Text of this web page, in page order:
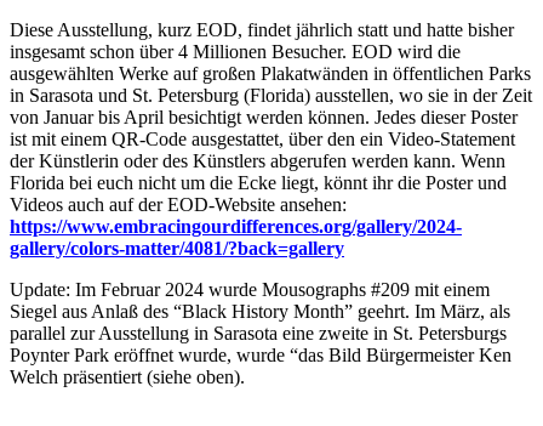
Diese Ausstellung, kurz EOD, findet jährlich statt und hatte bisher
insgesamt schon über 4 Millionen Besucher. EOD wird die
ausgewählten Werke auf großen Plakatwänden in öffentlichen Parks
in Sarasota und St. Petersburg (Florida) ausstellen, wo sie in der Zeit
von Januar bis April besichtigt werden können. Jedes dieser Poster
ist mit einem QR-Code ausgestattet, über den ein Video-Statement
der Künstlerin oder des Künstlers abgerufen werden kann. Wenn
Florida bei euch nicht um die Ecke liegt, könnt ihr die Poster und
Videos auch auf der EOD-Website ansehen:
https://www.embracingourdifferences.org/gallery/2024-
gallery/colors-matter/4081/?back=gallery
Update: Im Februar 2024 wurde Mousographs #209 mit einem
Siegel aus Anlaß des “Black History Month” geehrt. Im März, als
parallel zur Ausstellung in Sarasota eine zweite in St. Petersburgs
Poynter Park eröffnet wurde, wurde “das Bild Bürgermeister Ken
Welch präsentiert (siehe oben).